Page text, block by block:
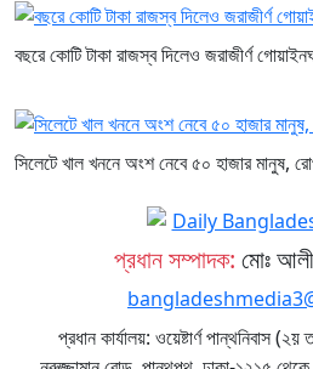
বছরে কোটি টাকা রাজস্ব দিলেও জরাজীর্ণ
সিলেটে খাল খননে অংশ নেবে ৫০ হাজার মানুষ,
প্রধান সম্পাদক: মোঃ
প্রধান কার্যালয়: ওয়েষ্টার্ণ পান্থনিবাস